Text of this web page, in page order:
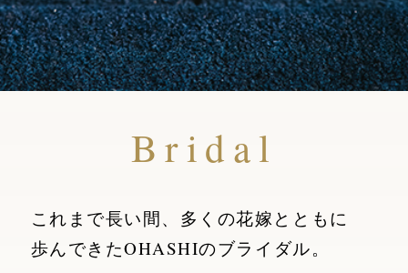
Bridal
これまで長い間、多くの花嫁とともに
歩んできたOHASHIのブライダル。